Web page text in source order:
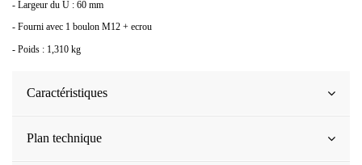
- Largeur du U : 60 mm
- Fourni avec 1 boulon M12 + ecrou
- Poids : 1,310 kg
Caractéristiques
Plan technique